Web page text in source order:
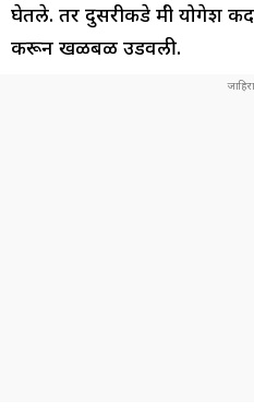
घेतले. तर दुसरीकडे मंत्री योगेश
करून खळबळ उडवली.